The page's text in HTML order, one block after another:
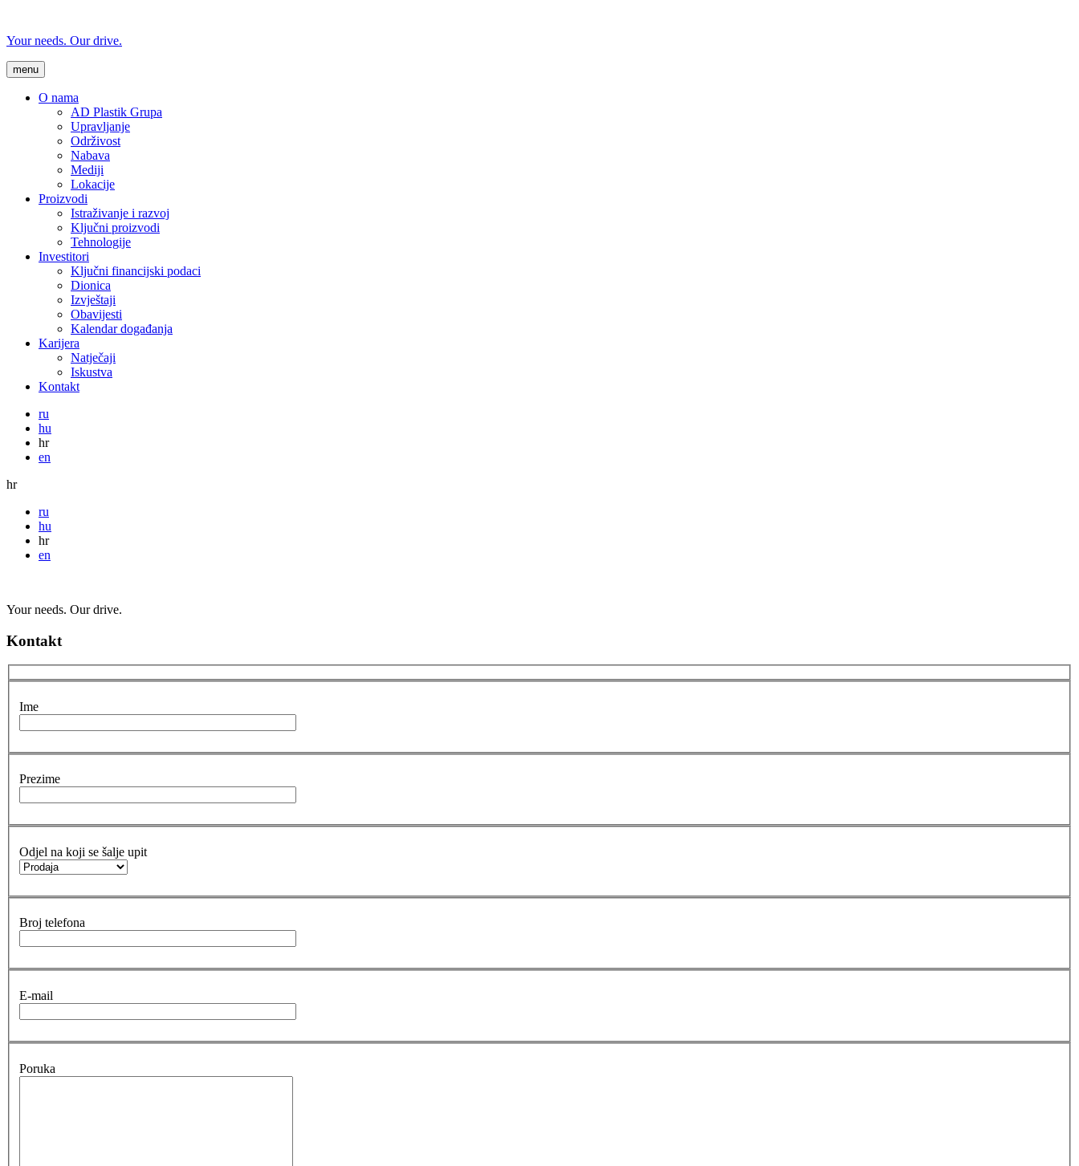
Your needs. Our drive.
menu
O nama
AD Plastik Grupa
Upravljanje
Održivost
Nabava
Mediji
Lokacije
Proizvodi
Istraživanje i razvoj
Ključni proizvodi
Tehnologije
Investitori
Ključni financijski podaci
Dionica
Izvještaji
Obavijesti
Kalendar događanja
Karijera
Natječaji
Iskustva
Kontakt
ru
hu
hr
en
hr
ru
hu
hr
en
Your needs. Our drive.
Kontakt
Ime
Prezime
Odjel na koji se šalje upit
Broj telefona
E-mail
Poruka